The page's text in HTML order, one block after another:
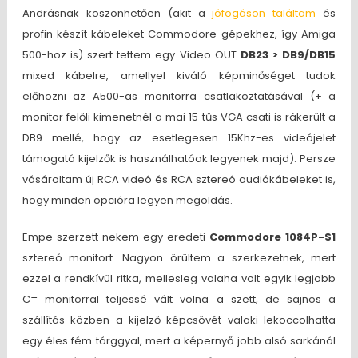
Andrásnak köszönhetően (akit ajófogáson találtam és
profin készít kábeleket Commodore gépekhez, így Amiga
500-hoz is) szert tettem egy Video OUT DB23 > DB9/DB15
mixed kábelre, amellyel kiváló képminőséget tudok
előhozni az A500-as monitorra csatlakoztatásával (+ a
monitor felőli kimenetnél a mai 15 tűs VGA csati is rákerült a
DB9 mellé, hogy az esetlegesen 15Khz-es videójelet
támogató kijelzők is használhatóak legyenek majd). Persze
vásároltam új RCA videó és RCA sztereó audiókábeleket is,
hogy minden opcióra legyen megoldás.
Empe szerzett nekem egy eredeti Commodore 1084P-S1
sztereó monitort. Nagyon örültem a szerkezetnek, mert
ezzel a rendkívül ritka, mellesleg valaha volt egyik legjobb
C= monitorral teljessé vált volna a szett, de sajnos a
szállítás közben a kijelző képcsövét valaki lekoccolhatta
egy éles fém tárggyal, mert a képernyő jobb alsó sarkánál